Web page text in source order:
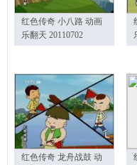
红色传奇 小八路 动画
乐翻天 20110702
红色传奇 龙舟战鼓 动